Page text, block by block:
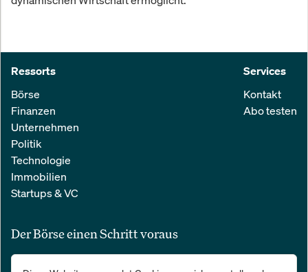
Ressorts
Börse
Finanzen
Unternehmen
Politik
Technologie
Immobilien
Startups & VC
Services
Kontakt
Abo testen
Der Börse einen Schritt voraus
Alle relevanten Nachrichten aus Wirtschaft und Finanzen in einer